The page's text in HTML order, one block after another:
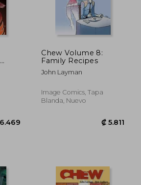
Chew Volume 8:
Family Recipes
John Layman
Image Comics, Tapa
Blanda, Nuevo